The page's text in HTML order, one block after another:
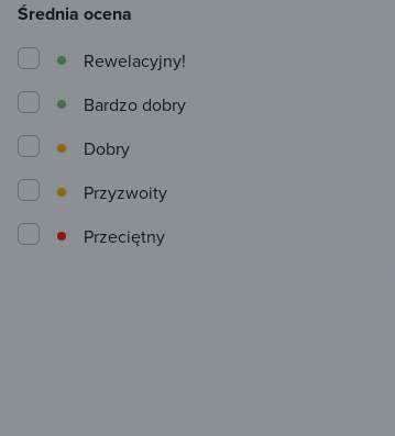
Średnia ocena
Przeciętny
Przyzwoity
Dobry
Bardzo dobry
Rewelacyjny!